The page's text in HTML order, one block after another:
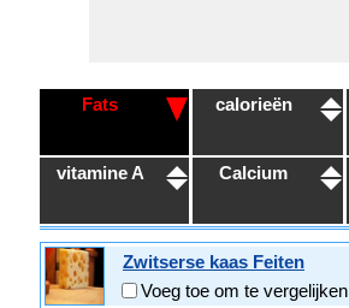
Fats calorieën
vitamine A Calcium
Zwitserse kaas Feiten
Voeg toe om te vergelijken